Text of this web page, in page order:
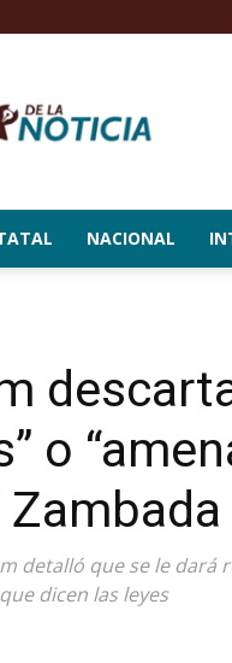
NACIONAL
o
Zambada
detalló que se le dará
dicen las leyes